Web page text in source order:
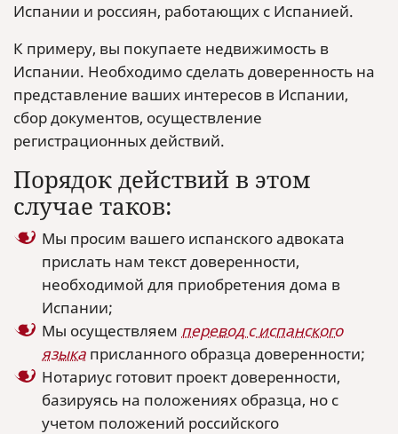
Испании и россиян, работающих с Испанией.
К примеру, вы покупаете недвижимость в
Испании. Необходимо сделать доверенность на
представление ваших интересов в Испании,
сбор документов, осуществление
регистрационных действий.
Порядок действий в этом
случае таков:
Мы просим вашего испанского адвоката
прислать нам текст доверенности,
необходимой для приобретения дома в
Испании;
Мы осуществляем перевод с испанского
языка присланного образца доверенности;
Нотариус готовит проект доверенности,
базируясь на положениях образца, но с
учетом положений российского